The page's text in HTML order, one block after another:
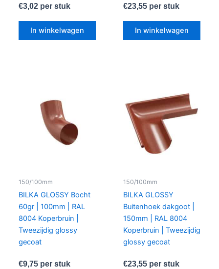
€3,02per stuk
In winkelwagen
€23,55per stuk
In winkelwagen
150/100mm
BILKA GLOSSY Bocht
60gr | 100mm | RAL
8004 Koperbruin |
Tweezijdig glossy
gecoat
€9,75per stuk
150/100mm
BILKA GLOSSY
Buitenhoek dakgoot |
150mm | RAL 8004
Koperbruin | Tweezijdig
glossy gecoat
€23,55per stuk